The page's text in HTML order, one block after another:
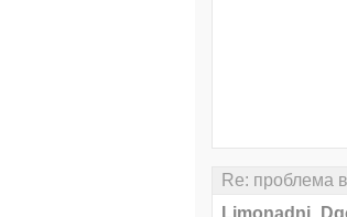
Re: проблема